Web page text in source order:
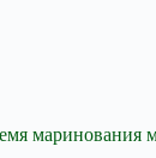
маринования